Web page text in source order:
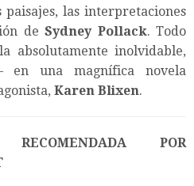
paisajes, las interpretaciones
de Sydney Pollack. Todo
absolutamente inolvidable,
una magnífica novela
Karen Blixen.
RECOMENDADA POR